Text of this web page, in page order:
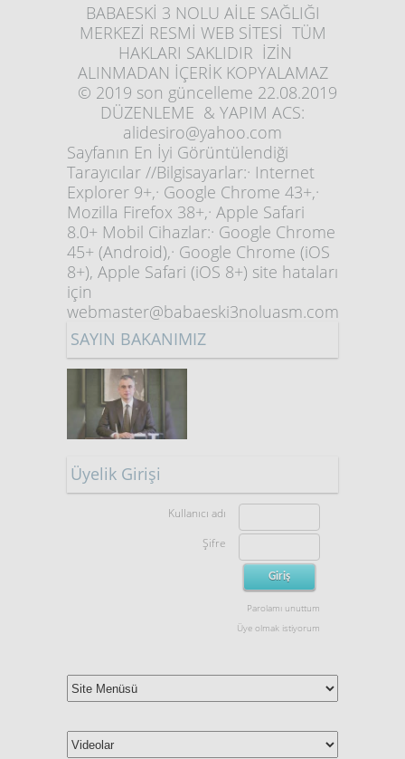
BABAESKİ 3 NOLU AİLE SAĞLIĞI
MERKEZİ RESMİ WEB SİTESİ TÜM
HAKLARI SAKLIDIR İZİN
ALINMADAN İÇERİK KOPYALAMAZ
© 2019 son güncelleme 22.08.2019
DÜZENLEME & YAPIM ACS:
alidesiro@yahoo.com
Sayfanın En İyi Görüntülendiği
Tarayıcılar //Bilgisayarlar:· Internet
Explorer 9+,· Google Chrome 43+,·
Mozilla Firefox 38+,· Apple Safari
8.0+ Mobil Cihazlar:· Google Chrome
45+ (Android),· Google Chrome (iOS
8+), Apple Safari (iOS 8+) site hataları
için
webmaster@babaeski3noluasm.com
SAYIN BAKANIMIZ
Üyelik Girişi
Kullanıcı adı
Şifre
Parolamı unuttum
Üye olmak istiyorum